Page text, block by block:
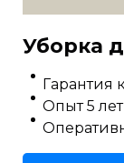
Уборка
Гарантия
Опыт 5 лет